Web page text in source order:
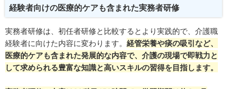
経験者向けの医療的ケアも含まれた実務者研修
実務者研修は、初任者研修と比較するとより実践的で、介護職
経験者に向けた内容に変わります。 経管栄養や痰の吸引など、
医療的ケアも含まれた発展的な内容で、介護の現場で即戦力と
して求められる豊富な知識と高いスキルの習得を目指します。